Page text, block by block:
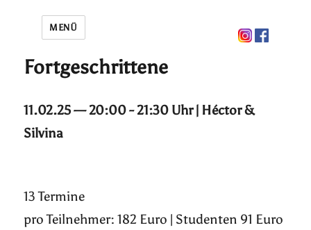
MENÜ
Fortgeschrittene
11.02.25 — 20:00 - 21:30 Uhr | Héctor &
Silvina
13 Termine
pro Teilnehmer: 182 Euro | Studenten 91 Euro